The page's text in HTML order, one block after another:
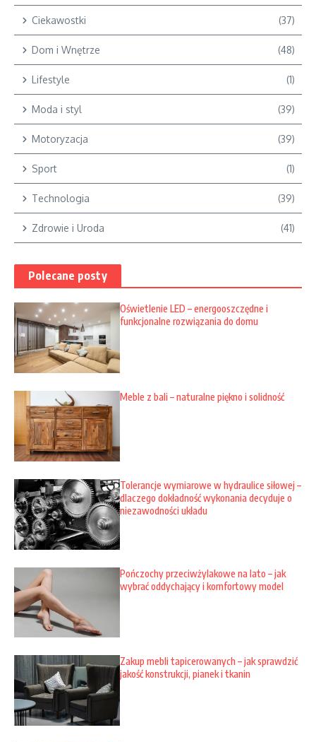
Ciekawostki (37)
Dom i Wnętrze (48)
Lifestyle (1)
Moda i styl (39)
Motoryzacja (39)
Sport (1)
Technologia (39)
Zdrowie i Uroda (41)
Polecane posty
Oświetlenie LED – energooszczędne i
funkcjonalne rozwiązania do domu
Meble z bali – naturalne piękno i solidność
Tolerancje wymiarowe w hydraulice siłowej –
dlaczego dokładność wykonania decyduje o
niezawodności układu
Pończochy przeciwżylakowe na lato – jak
wybrać oddychający i komfortowy model
Zakup mebli tapicerowanych – jak sprawdzić
jakość konstrukcji, pianek i tkanin